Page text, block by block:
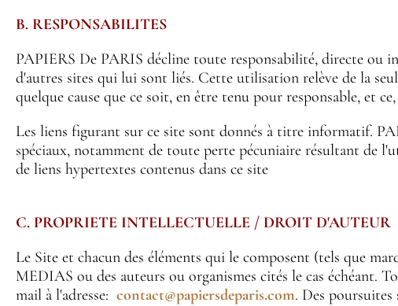
B. RESPONSABILITES
PAPIERS De PARIS décline toute responsabilité, directe ou
d'autres sites qui lui sont liés. Cette utilisation relève de la
quelque cause que ce soit, en être tenu pour responsable, et
Les liens figurant sur ce site sont donnés à titre informatif.
spéciaux, notamment de toute perte pécuniaire résultant de
de liens hypertextes contenus dans ce site
C. PROPRIETE INTELLECTUELLE / DROIT D'AUTEUR
Le Site et chacun des éléments qui le composent (tels que
MEDIAS ou des auteurs ou organismes cités le cas
mail à l'adresse: contact@papiersdeparis.com. Des